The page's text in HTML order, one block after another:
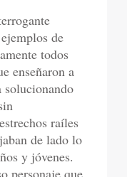
de
todos
enseñaron a
solucionando
raíles
de lado lo
y jóvenes.
personaje que